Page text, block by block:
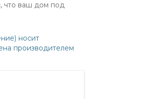
что ваш дом под
носит
производителем